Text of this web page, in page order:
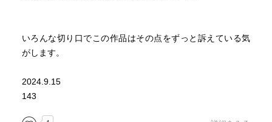
この巻は間違いなく、妖奇庵夜話の折返し地点です。
問もより強くなりました。
いろんな切り口でこの作品はその点をずっと訴えている気
がします。
2024.9.15
143